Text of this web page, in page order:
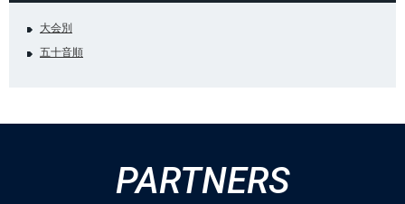
大会別
五十音順
PARTNERS